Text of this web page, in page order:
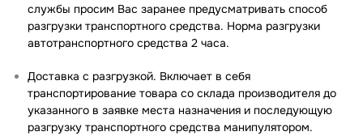
службы просим Вас заранее предусматривать способ
разгрузки транспортного средства. Норма разгрузки
автотранспортного средства 2 часа.
Доставка с разгрузкой. Включает в себя
транспортирование товара со склада производителя до
указанного в заявке места назначения и последующую
разгрузку транспортного средства манипулятором.